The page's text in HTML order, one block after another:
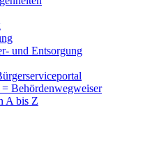
und Entsorgung
Behördenwegweiser
A bis Z